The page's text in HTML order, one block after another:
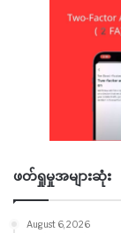
ဖတ်ရှုမှုအများဆုံး
August 6, 2026